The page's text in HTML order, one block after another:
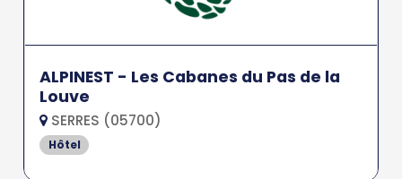
ALPINEST - Les Cabanes du Pas de la
Louve
SERRES (05700)
Hôtel